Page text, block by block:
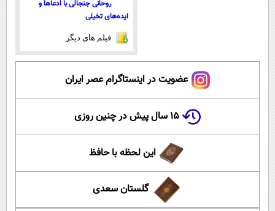
روحانی جنجالی با ادعاها و
ایده‌های تخیلی
فیلم های دیگر
عضویت در اینستاگرام عصر ایران
۱۵ سال پیش در چنین روزی
این لحظه با حافظ
گلستان سعدی